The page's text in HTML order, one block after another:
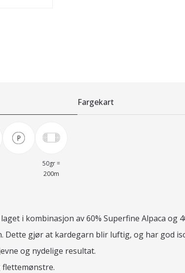
Fargekart
50gr =
200m
i kombinasjon av 60% Superfine Alpaca og
Dette gjør at kardegarn blir luftig, og har god
og nydelige resultat.